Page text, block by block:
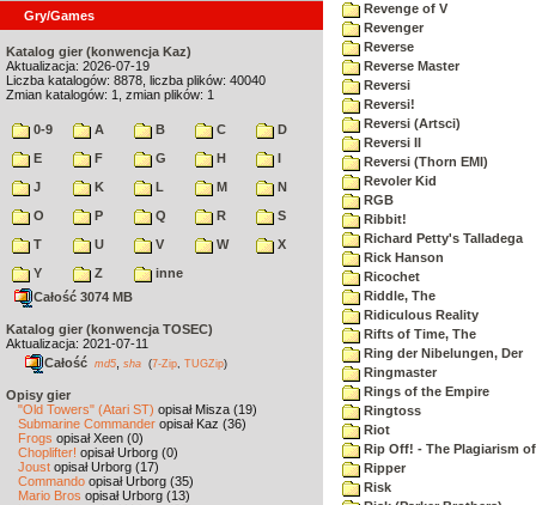
Gry/Games
Katalog gier (konwencja Kaz)
Aktualizacja: 2026-07-19
Liczba katalogów: 8878, liczba plików: 40040
Zmian katalogów: 1, zmian plików: 1
0-9 A B C
D
E
F G H
I
J
K L M
N
O
P Q R
S
T
U V W
X
Y
Z
inne
Całość 3074 MB
Katalog gier (konwencja TOSEC)
Aktualizacja: 2021-07-11
Całość md5 sha (7-Zip TUGZip)
Opisy gier
"Old Towers" (Atari ST) opisał Misza (19)
Submarine Commander opisał Kaz (36)
Frogs opisał Xeen (0)
Choplifter! opisał Urborg (0)
Joust opisał Urborg (17)
Commando opisał Urborg (35)
Mario Bros opisał Urborg (13)
Revenge of V
Revenger
Reverse
Reverse Master
Reversi
Reversi!
Reversi (Artsci)
Reversi II
Reversi (Thorn EMI)
Revoler Kid
RGB
Ribbit!
Richard Petty's Talladega
Rick Hanson
Ricochet
Riddle, The
Ridiculous Reality
Rifts of Time, The
Ring der Nibelungen, Der
Ringmaster
Rings of the Empire
Ringtoss
Riot
Rip Off! - The Plagiarism of
Ripper
Risk